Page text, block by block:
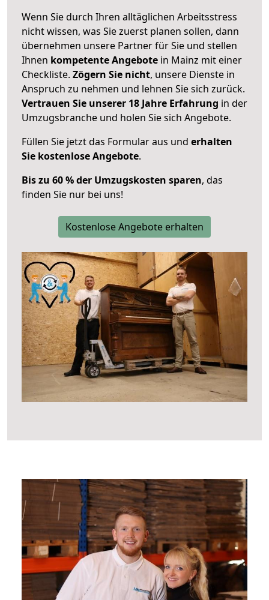
Wenn Sie durch Ihren alltäglichen Arbeitsstress
nicht wissen, was Sie zuerst planen sollen, dann
übernehmen unsere Partner für Sie und stellen
Ihnen kompetente Angebote in Mainz mit einer
Checkliste. Zögern Sie nicht, unsere Dienste in
Anspruch zu nehmen und lehnen Sie sich zurück.
Vertrauen Sie unserer 18 Jahre Erfahrung in der
Umzugsbranche und holen Sie sich Angebote.
Füllen Sie jetzt das Formular aus und erhalten
Sie kostenlose Angebote.
Bis zu 60 % der Umzugskosten sparen, das
finden Sie nur bei uns!
Kostenlose Angebote erhalten